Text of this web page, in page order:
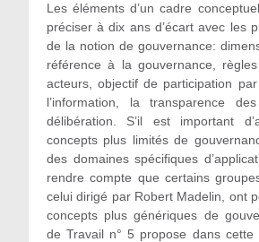
Les éléments d’un cadre
préciser à dix ans d’écart avec les
de la notion de gouvernance:
référence à la gouvernance,
acteurs, objectif de participation
l’information, la transparence
délibération. S’il est important
concepts plus limités de
des domaines spécifiques
rendre compte que certains
celui dirigé par Robert Madelin, ont
concepts plus génériques de
de Travail n° 5 propose dans cette